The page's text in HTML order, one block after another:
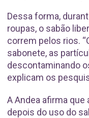
Dessa forma,
roupas, o sabão
correm pelos rios.
sabonete, as
descontaminando
explicam os
A Andea afirma
depois do uso do